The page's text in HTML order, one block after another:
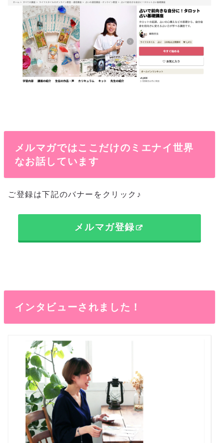
メルマガではここだけのミエナイ世界
なお話しています
ご登録は下記のバナーをクリック♪
メルマガ登録
インタビューされました！